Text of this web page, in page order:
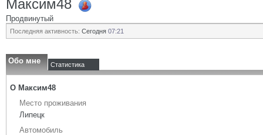
Максим48
Продвинутый
Последняя активность: Сегодня 07:21
Обо мне Статистика
О Максим48
Место проживания
Липецк
Автомобиль